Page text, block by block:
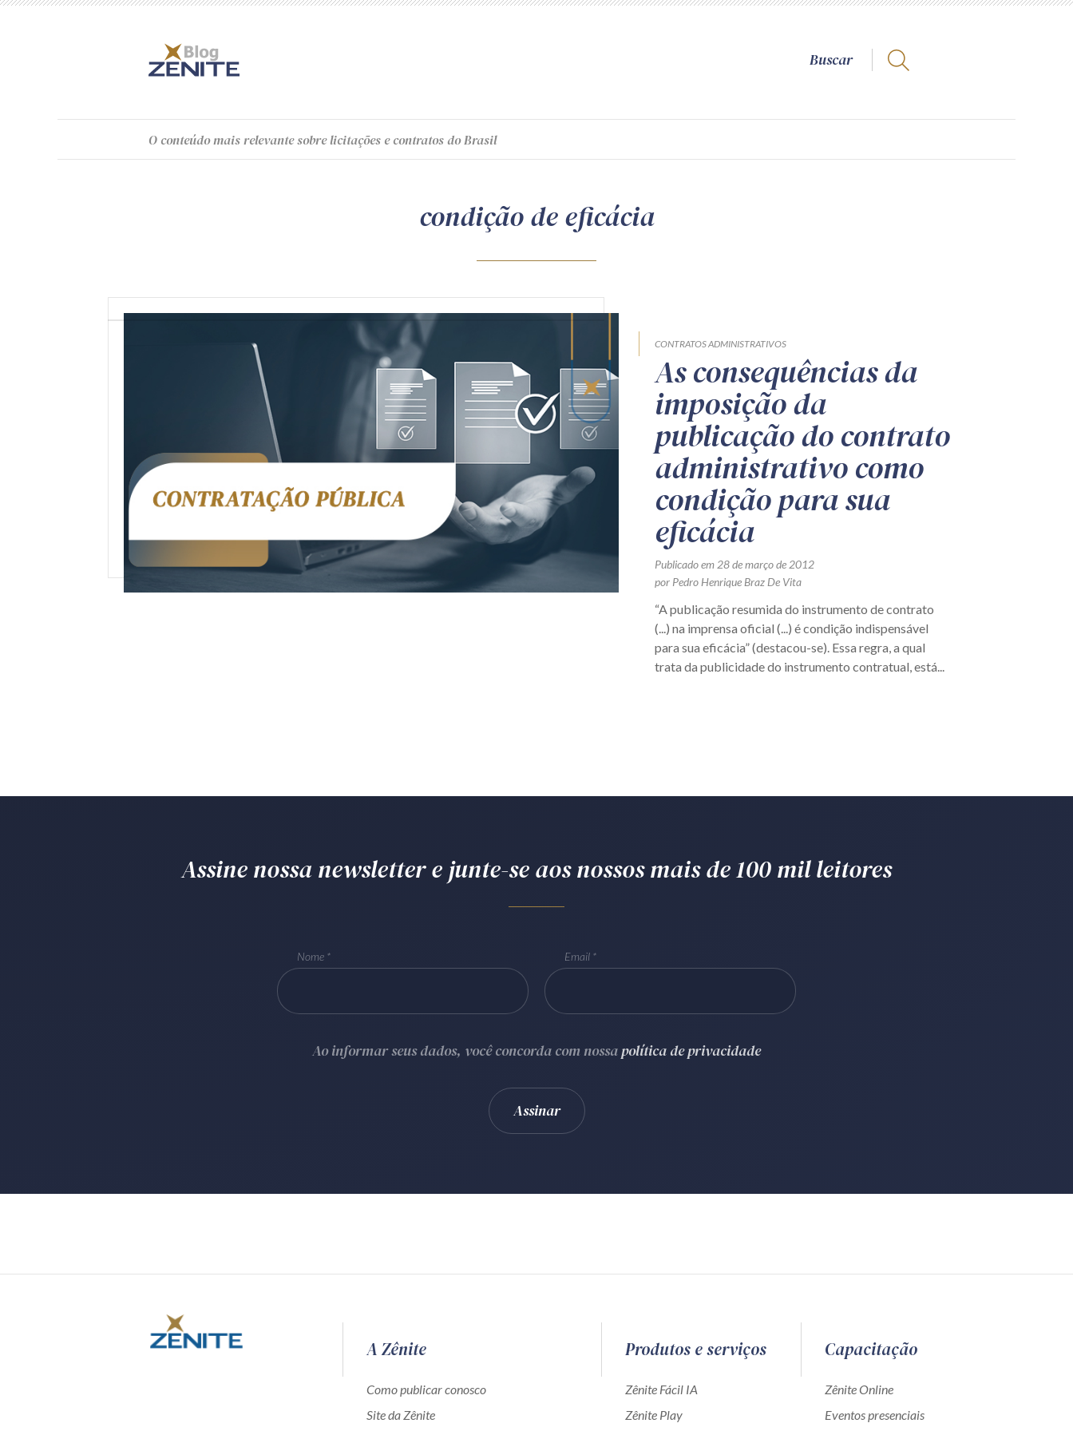
O conteúdomais relevante sobre licitações e contratos do Brasil
condição de eficácia
CONTRATOS ADMINISTRATIVOS
As consequências da
imposição da
publicação do contrato
administrativo como
condição para sua
eficácia
Publicado em 28 de março de 2012
por Pedro Henrique Braz De Vita
“A publicação resumida do instrumento de contrato
(...) na imprensa oficial (...) é condição indispensável
para sua eficácia” (destacou-se). Essa regra, a qual
trata da publicidade do instrumento contratual, está...
Assine nossa newsletter e junte-se aos nossos mais de 100 mil leitores
Nome Email
Ao informar seus dados, você concorda com nossapolítica de privacidade
A Zênite
Como publicar conosco
Site da Zênite
Produtos e serviços
Zênite Fácil IA
Zênite Play
Capacitação
Zênite Online
Eventos presenciais